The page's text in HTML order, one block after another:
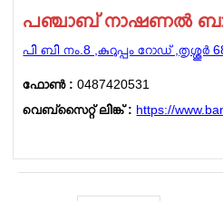
പഞ്ചാബ് നാഷണൽ
പി ബി നം.8 ,കുറുപ്പം റോഡ് ,തൃശ്ശൂർ
ഫോണ്‍ : 0487420531
വെബ്സൈറ്റ് ലിങ്ക് : https://